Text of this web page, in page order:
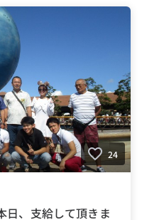
社員旅行
#会社の推しポイント
く人
24
日、支給して頂きま